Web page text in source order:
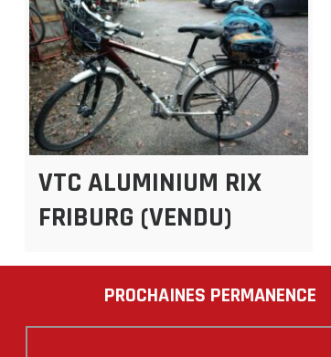
VTC ALUMINIUM RIX
FRIBURG (VENDU)
PROCHAINES PERMANENCE